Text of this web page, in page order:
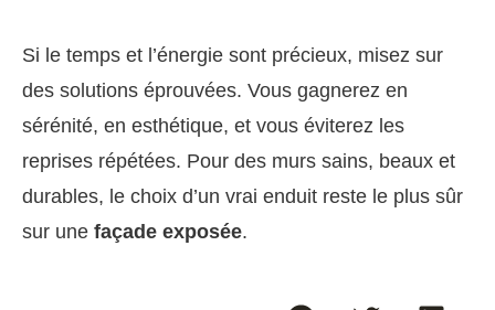
Si le temps et l’énergie sont précieux, misez sur
des solutions éprouvées. Vous gagnerez en
sérénité, en esthétique, et vous éviterez les
reprises répétées. Pour des murs sains, beaux et
durables, le choix d’un vrai enduit reste le plus sûr
sur une façade exposée.